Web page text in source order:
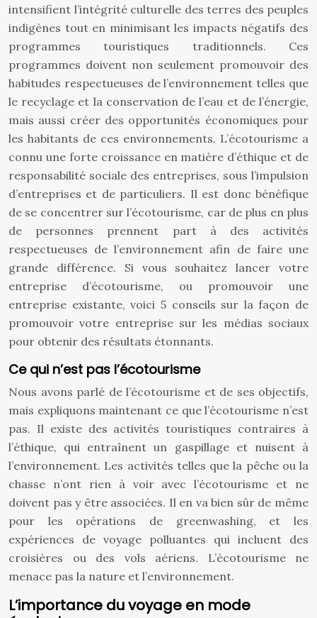
intensifient l’intégrité culturelle des terres des peuples
indigènes tout en minimisant les impacts négatifs des
programmes touristiques traditionnels. Ces
programmes doivent non seulement promouvoir des
habitudes respectueuses de l’environnement telles que
le recyclage et la conservation de l’eau et de l’énergie,
mais aussi créer des opportunités économiques pour
les habitants de ces environnements. L’écotourisme a
connu une forte croissance en matière d’éthique et de
responsabilité sociale des entreprises, sous l’impulsion
d’entreprises et de particuliers. Il est donc bénéfique
de se concentrer sur l’écotourisme, car de plus en plus
de personnes prennent part à des activités
respectueuses de l’environnement afin de faire une
grande différence. Si vous souhaitez lancer votre
entreprise d’écotourisme, ou promouvoir une
entreprise existante, voici 5 conseils sur la façon de
promouvoir votre entreprise sur les médias sociaux
pour obtenir des résultats étonnants.
Ce qui n’est pas l’écotourisme
Nous avons parlé de l’écotourisme et de ses objectifs,
mais expliquons maintenant ce que l’écotourisme n’est
pas. Il existe des activités touristiques contraires à
l’éthique, qui entraînent un gaspillage et nuisent à
l’environnement. Les activités telles que la pêche ou la
chasse n’ont rien à voir avec l’écotourisme et ne
doivent pas y être associées. Il en va bien sûr de même
pour les opérations de greenwashing, et les
expériences de voyage polluantes qui incluent des
croisières ou des vols aériens. L’écotourisme ne
menace pas la nature et l’environnement.
L’importance du voyage en mode